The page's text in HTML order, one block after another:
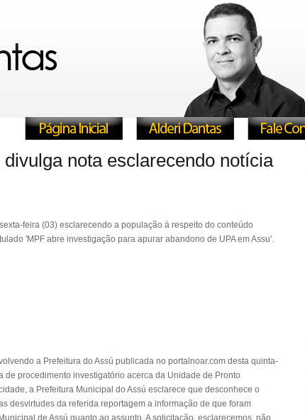
nota esclarecendo notícia
feira (03) esclarecendo a população à respeito do conteúdo
'MPF abre investigação para apurar abandono de UPA em Assu'.
a Prefeitura do Assú publicada no portalnoar.com desta quinta-
de procedimento investigatório acerca da Unidade de Pronto
a Prefeitura Municipal do Assú esclarece que desconhece o
desvirtudes da referida reportagem a informação de que foram
de Assú quanto ao assunto. A solicitação, esclarecemos, não